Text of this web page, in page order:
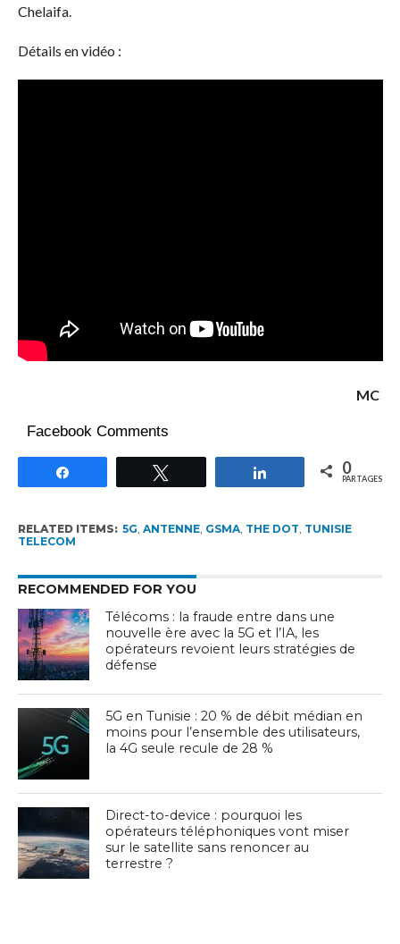
Chelaifa.
Détails en vidéo :
MC
Facebook Comments
Partagez 0
PARTAGES
RELATED ITEMS: 5G, ANTENNE, GSMA, THE DOT, TUNISIE
TELECOM
RECOMMENDED FOR YOU
Télécoms : la fraude entre dans une
nouvelle ère avec la 5G et l’IA, les
opérateurs revoient leurs stratégies de
défense
5G en Tunisie : 20 % de débit médian en
moins pour l’ensemble des utilisateurs,
la 4G seule recule de 28 %
Direct-to-device : pourquoi les
opérateurs téléphoniques vont miser
sur le satellite sans renoncer au
terrestre ?